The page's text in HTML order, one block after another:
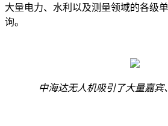
大量电力、水利以及测量领域的各级
询。
中海达无人机吸引了大量嘉宾